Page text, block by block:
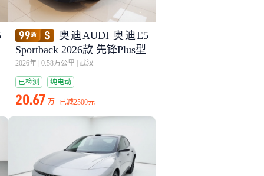
奥迪AUDI 奥迪E5
Sportback 2026款 先锋Plus型
2026年 0.58万公里 武汉
已检测 纯电动
20.67 万 已减2500元